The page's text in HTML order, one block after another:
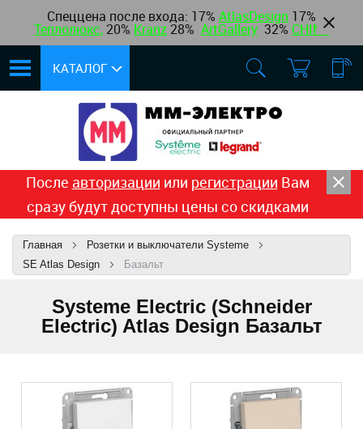
Спеццена после входа: 17% AtlasDesign 17%
Теплолюкс, 20% Kranz 28% ArtGallery 32% CHINT
КАТАЛОГ
После авторизации или регистрации Вам
сразу будут доступны цены со скидками
Главная
Розетки и выключатели Systeme
SE Atlas Design
Базальт
Systeme Electric (Schneider
Electric) Atlas Design Базальт